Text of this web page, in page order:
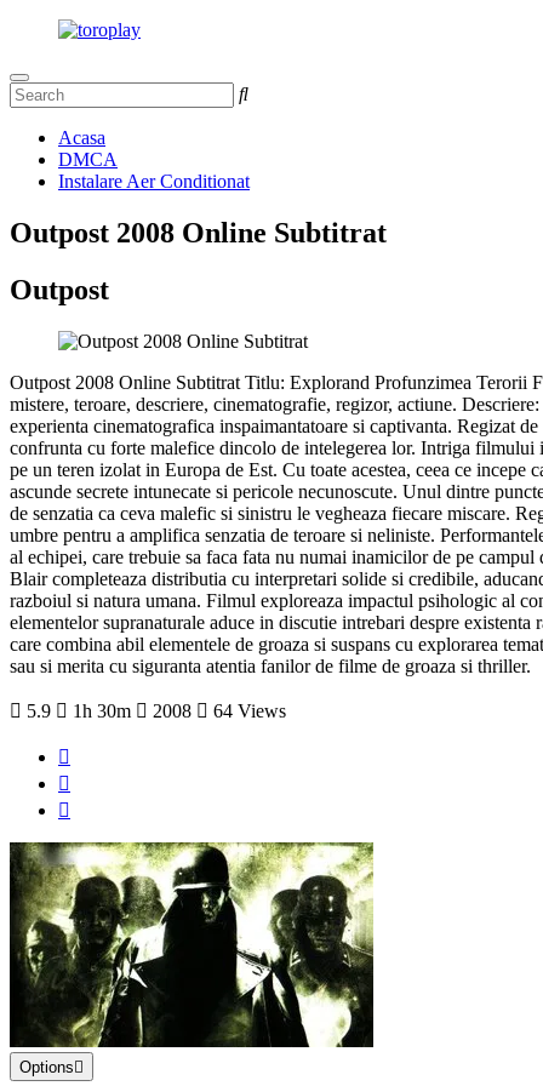
Acasa
DMCA
Instalare Aer Conditionat
Outpost 2008 Online Subtitrat
Outpost
Outpost 2008 Online Subtitrat Titlu: Explorand Profunzimea Terorii
mistere, teroare, descriere, cinematografie, regizor, actiune.
experienta cinematografica inspaimantatoare si captivanta. Regizat
confrunta cu forte malefice dincolo de intelegerea lor. Intriga filmului
pe un teren izolat in Europa de Est. Cu toate acestea, ceea ce
ascunde secrete intunecate si pericole necunoscute. Unul dintre
de senzatia ca ceva malefic si sinistru le vegheaza fiecare miscare.
umbre pentru a amplifica senzatia de teroare si neliniste.
al echipei, care trebuie sa faca fata nu numai inamicilor de pe
Blair completeaza distributia cu interpretari solide si credibile,
razboiul si natura umana. Filmul exploreaza impactul psihologic al
elementelor supranaturale aduce in discutie intrebari despre
care combina abil elementele de groaza si suspans cu explorarea
sau si merita cu siguranta atentia fanilor de filme de groaza si thriller.
5.9 1h 30m 2008 64 Views
Options